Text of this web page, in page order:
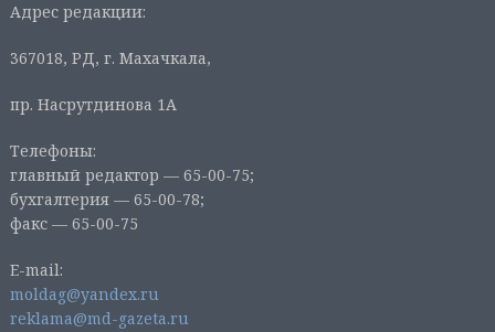
Адрес редакции:
367018, РД, г. Махачкала,
пр. Насрутдинова 1А
Телефоны:
главный редактор — 65-00-75;
бухгалтерия — 65-00-78;
факс — 65-00-75
E-mail:
moldag@yandex.ru
reklama@md-gazeta.ru